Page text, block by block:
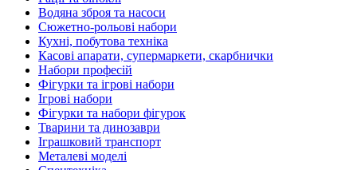
Водяна зброя та насоси
Сюжетно-рольові набори
Кухні, побутова техніка
Касові апарати, супермаркети, скарбнички
Набори професій
Фігурки та ігрові набори
Ігрові набори
Фігурки та набори фігурок
Тварини та динозаври
Іграшковий транспорт
Металеві моделі